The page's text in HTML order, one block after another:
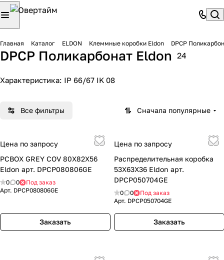
Главная Каталог ELDON Клеммные коробки Eldon DPCP
DPCP Поликарбонат Eldon 24
Характеристика: IP 66/67 IK 08
Все фильтры Сначала популярные
Цена по запросу
PCBOX GREY COV 80X82X56
Eldon арт. DPCP080806GE
0 0
Под заказ
Арт. DPCP080806GE
Заказать
Цена по запросу
Распределительная коробка
53X63X36 Eldon арт.
DPCP050704GE
0 0
Под заказ
Арт. DPCP050704GE
Заказать